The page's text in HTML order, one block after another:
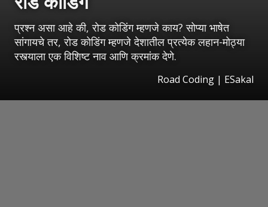
प्रश्न असा आहे की, रोड कोडिंग म्हणजे काय? सोप्या भाषेत
सांगायचे तर, रोड कोडिंग म्हणजे देशातील प्रत्येक लहान-मोठ्या
रस्त्याला एक विशिष्ट नाव आणि क्रमांक देणे.
Road Coding | ESakal